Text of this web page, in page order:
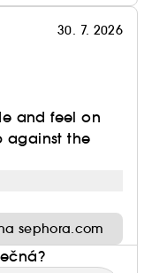
30. 7. 2026
and feel on
against the
sephora.com